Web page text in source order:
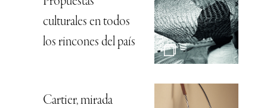
culturales en todos
los rincones del país
Cartier, mirada